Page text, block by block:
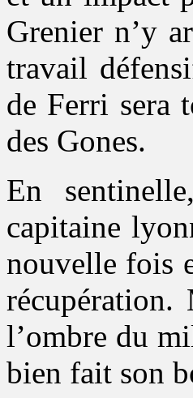
Grenier n’y
travail
de Ferri sera
des Gones.
En
capitaine
nouvelle fois
récupération.
l’ombre du
bien fait son